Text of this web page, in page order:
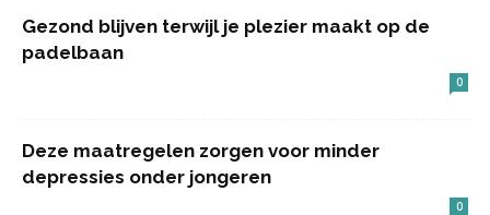
Gezond blijven terwijl je plezier maakt op de
padelbaan
0
Deze maatregelen zorgen voor minder
depressies onder jongeren
0